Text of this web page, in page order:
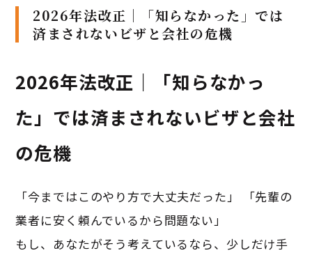
2026年法改正｜「知らなかった」では
済まされないビザと会社の危機
2026年法改正｜「知らなかっ
た」では済まされないビザと会社
の危機
「今まではこのやり方で大丈夫だった」 「先輩の
業者に安く頼んでいるから問題ない」
もし、あなたがそう考えているなら、少しだけ手